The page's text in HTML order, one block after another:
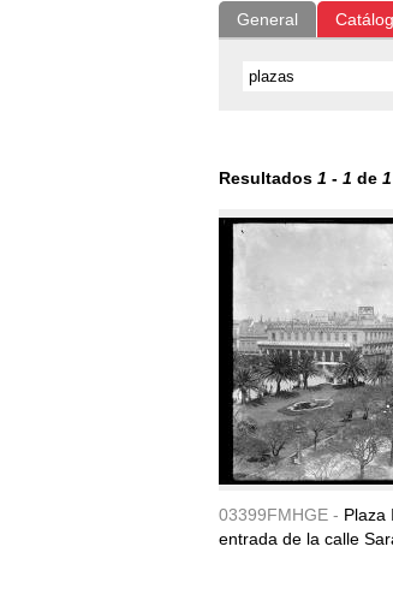
General
Resultados 1 - 1 de 1
03399FMHGE - Plaza
entrada de la calle